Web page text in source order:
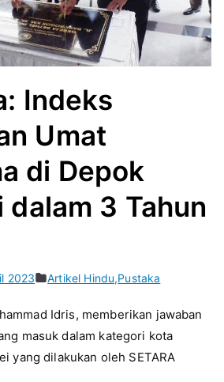
Indeks
Umat
di Depok
3 Tahun
2023 Artikel Hindu,Pustaka
Idris, memberikan jawaban
masuk dalam kategori kota
yang dilakukan oleh SETARA